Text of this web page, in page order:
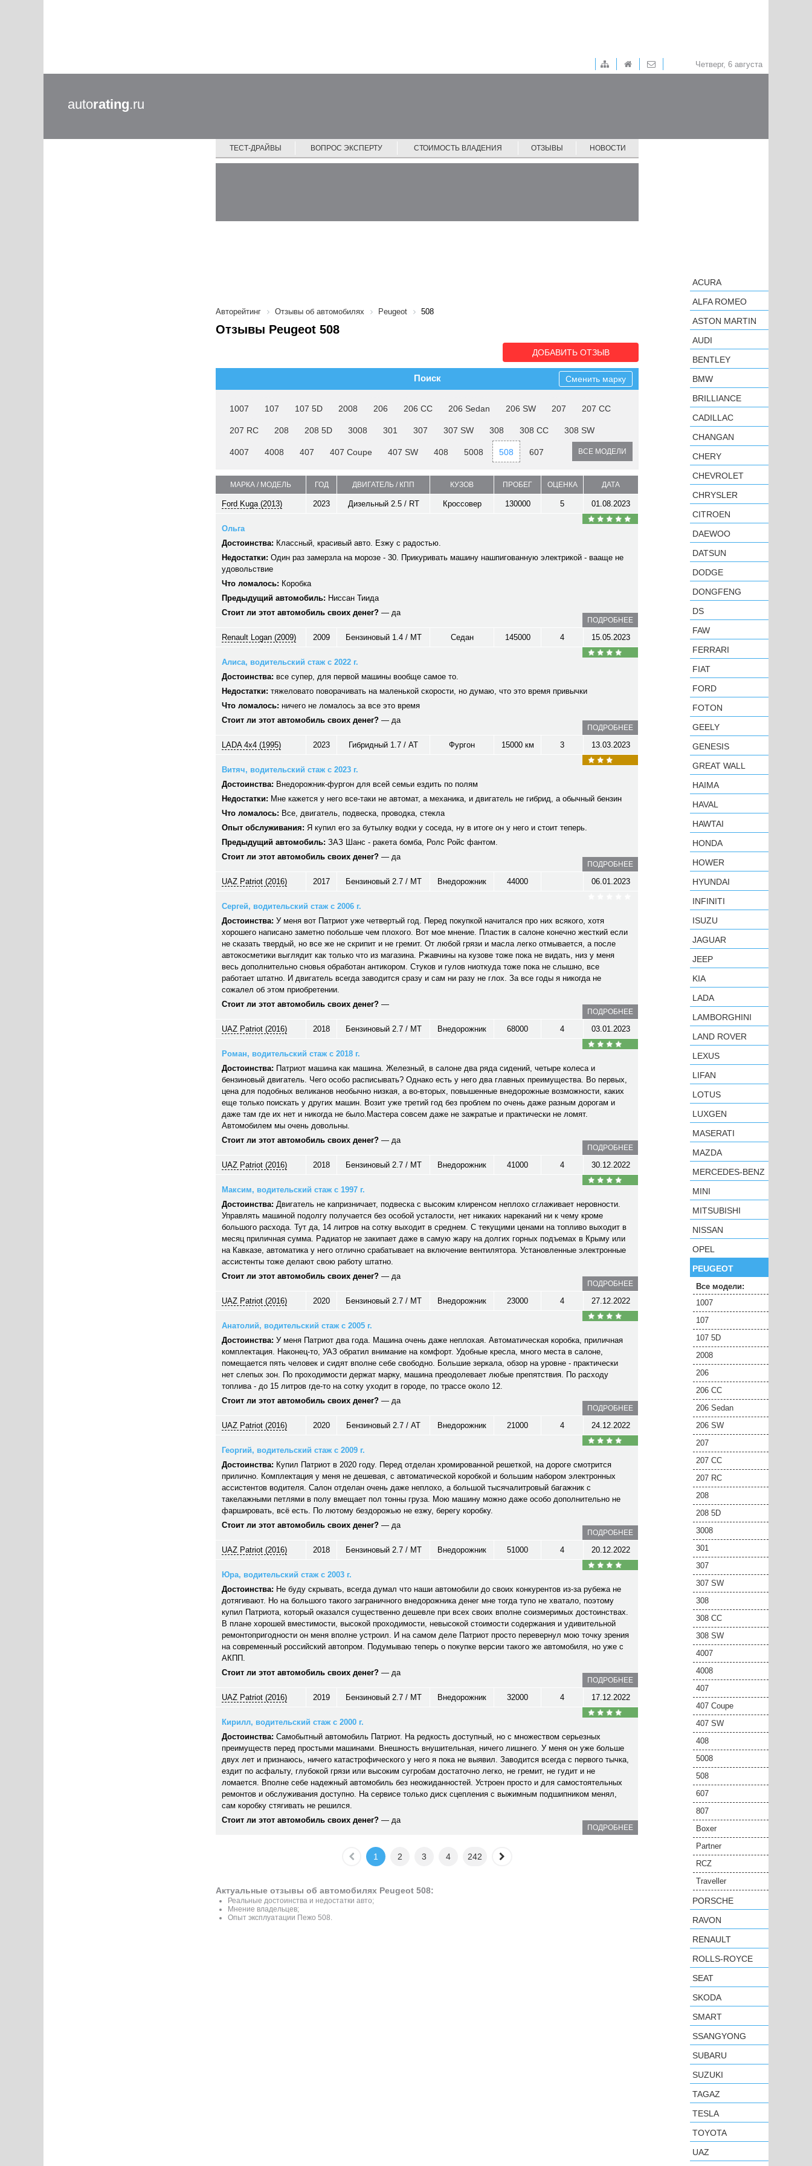
Четверг, 6 августа
autorating.ru
ТЕСТ-ДРАЙВЫ ВОПРОС ЭКСПЕРТУ СТОИМОСТЬ ВЛАДЕНИЯ ОТЗЫВЫ НОВОСТИ
Авторейтинг Отзывы об автомобилях Peugeot 508
Отзывы Peugeot 508
ДОБАВИТЬ ОТЗЫВ
Поиск Сменить марку
1007 107 107 5D 2008 206 206 CC 206 Sedan 206 SW 207 207 CC
207 RC 208 208 5D 3008 301 307 307 SW 308 308 CC 308 SW
4007 4008 407 407 Coupe 407 SW 408 5008 508 607 ВСЕ МОДЕЛИ
МАРКА / МОДЕЛЬ ГОД ДВИГАТЕЛЬ / КПП КУЗОВ ПРОБЕГ ОЦЕНКА ДАТА
Ford Kuga (2013) 2023 Дизельный 2.5 / RT Кроссовер 130000 5 01.08.2023
Ольга
Достоинства: Классный, красивый авто. Езжу с радостью.
Недостатки: Один раз замерзла на морозе - 30. Прикуривать машину нашпигованную электрикой - вааще не
удовольствие
Что ломалось: Коробка
Предыдущий автомобиль: Ниссан Тиида
Стоит ли этот автомобиль своих денег? — да
ПОДРОБНЕЕ
Renault Logan (2009) 2009 Бензиновый 1.4 / MT Седан 145000 4 15.05.2023
Алиса, водительский стаж с 2022 г.
Достоинства: все супер, для первой машины вообще самое то.
Недостатки: тяжеловато поворачивать на маленькой скорости, но думаю, что это время привычки
Что ломалось: ничего не ломалось за все это время
Стоит ли этот автомобиль своих денег? — да
ПОДРОБНЕЕ
LADA 4x4 (1995) 2023 Гибридный 1.7 / AT Фургон 15000 км 3 13.03.2023
Витяч, водительский стаж с 2023 г.
Достоинства: Внедорожник-фургон для всей семьи ездить по полям
Недостатки: Мне кажется у него все-таки не автомат, а механика, и двигатель не гибрид, а обычный бензин
Что ломалось: Все, двигатель, подвеска, проводка, стекла
Опыт обслуживания: Я купил его за бутылку водки у соседа, ну в итоге он у него и стоит теперь.
Предыдущий автомобиль: ЗАЗ Шанс - ракета бомба, Ролс Ройс фантом.
Стоит ли этот автомобиль своих денег? — да
ПОДРОБНЕЕ
UAZ Patriot (2016) 2017 Бензиновый 2.7 / MT Внедорожник 44000 06.01.2023
Сергей, водительский стаж с 2006 г.
Достоинства: У меня вот Патриот уже четвертый год. Перед покупкой начитался про них всякого, хотя
хорошего написано заметно побольше чем плохого. Вот мое мнение. Пластик в салоне конечно жесткий если
не сказать твердый, но все же не скрипит и не гремит. От любой грязи и масла легко отмывается, а после
автокосметики выглядит как только что из магазина. Ржавчины на кузове тоже пока не видать, низ у меня
весь дополнительно сновья обработан антикором. Стуков и гулов ниоткуда тоже пока не слышно, все
работает штатно. И двигатель всегда заводится сразу и сам ни разу не глох. За все годы я никогда не
сожалел об этом приобретении.
Стоит ли этот автомобиль своих денег? —
ПОДРОБНЕЕ
UAZ Patriot (2016) 2018 Бензиновый 2.7 / MT Внедорожник 68000 4 03.01.2023
Роман, водительский стаж с 2018 г.
Достоинства: Патриот машина как машина. Железный, в салоне два ряда сидений, четыре колеса и
бензиновый двигатель. Чего особо расписывать? Однако есть у него два главных преимущества. Во первых,
цена для подобных великанов необычно низкая, а во-вторых, повышенные внедорожные возможности, каких
еще только поискать у других машин. Возит уже третий год без проблем по очень даже разным дорогам и
даже там где их нет и никогда не было.Мастера совсем даже не зажратые и практически не ломят.
Автомобилем мы очень довольны.
Стоит ли этот автомобиль своих денег? — да
ПОДРОБНЕЕ
UAZ Patriot (2016) 2018 Бензиновый 2.7 / MT Внедорожник 41000 4 30.12.2022
Максим, водительский стаж с 1997 г.
Достоинства: Двигатель не капризничает, подвеска с высоким клиренсом неплохо сглаживает неровности.
Управлять машиной подолгу получается без особой усталости, нет никаких нареканий ни к чему кроме
большого расхода. Тут да, 14 литров на сотку выходит в среднем. С текущими ценами на топливо выходит в
месяц приличная сумма. Радиатор не закипает даже в самую жару на долгих горных подъемах в Крыму или
на Кавказе, автоматика у него отлично срабатывает на включение вентилятора. Установленные электронные
ассистенты тоже делают свою работу штатно.
Стоит ли этот автомобиль своих денег? — да
ПОДРОБНЕЕ
UAZ Patriot (2016) 2020 Бензиновый 2.7 / MT Внедорожник 23000 4 27.12.2022
Анатолий, водительский стаж с 2005 г.
Достоинства: У меня Патриот два года. Машина очень даже неплохая. Автоматическая коробка, приличная
комплектация. Наконец-то, УАЗ обратил внимание на комфорт. Удобные кресла, много места в салоне,
помещается пять человек и сидят вполне себе свободно. Большие зеркала, обзор на уровне - практически
нет слепых зон. По проходимости держат марку, машина преодолевает любые препятствия. По расходу
топлива - до 15 литров где-то на сотку уходит в городе, по трассе около 12.
Стоит ли этот автомобиль своих денег? — да
ПОДРОБНЕЕ
UAZ Patriot (2016) 2020 Бензиновый 2.7 / AT Внедорожник 21000 4 24.12.2022
Георгий, водительский стаж с 2009 г.
Достоинства: Купил Патриот в 2020 году. Перед отделан хромированной решеткой, на дороге смотрится
прилично. Комплектация у меня не дешевая, с автоматической коробкой и большим набором электронных
ассистентов водителя. Салон отделан очень даже неплохо, а большой тысячалитровый багажник с
такелажными петлями в полу вмещает пол тонны груза. Мою машину можно даже особо дополнительно не
фаршировать, всё есть. По лютому бездорожью не езжу, берегу коробку.
Стоит ли этот автомобиль своих денег? — да
ПОДРОБНЕЕ
UAZ Patriot (2016) 2018 Бензиновый 2.7 / MT Внедорожник 51000 4 20.12.2022
Юра, водительский стаж с 2003 г.
Достоинства: Не буду скрывать, всегда думал что наши автомобили до своих конкурентов из-за рубежа не
дотягивают. Но на большого такого заграничного внедорожника денег мне тогда тупо не хватало, поэтому
купил Патриота, который оказался существенно дешевле при всех своих вполне соизмеримых достоинствах.
В плане хорошей вместимости, высокой проходимости, невысокой стоимости содержания и удивительной
ремонтопригодности он меня вполне устроил. И на самом деле Патриот просто перевернул мою точку зрения
на современный российский автопром. Подумываю теперь о покупке версии такого же автомобиля, но уже с
АКПП.
Стоит ли этот автомобиль своих денег? — да
ПОДРОБНЕЕ
UAZ Patriot (2016) 2019 Бензиновый 2.7 / MT Внедорожник 32000 4 17.12.2022
Кирилл, водительский стаж с 2000 г.
Достоинства: Самобытный автомобиль Патриот. На редкость доступный, но с множеством серьезных
преимуществ перед простыми машинами. Внешность внушительная, ничего лишнего. У меня он уже больше
двух лет и признаюсь, ничего катастрофического у него я пока не выявил. Заводится всегда с первого тычка,
ездит по асфальту, глубокой грязи или высоким сугробам достаточно легко, не гремит, не гудит и не
ломается. Вполне себе надежный автомобиль без неожиданностей. Устроен просто и для самостоятельных
ремонтов и обслуживания доступно. На сервисе только диск сцепления с выжимным подшипником менял,
сам коробку стягивать не решился.
Стоит ли этот автомобиль своих денег? — да
ПОДРОБНЕЕ
1 2 3 4 242
Актуальные отзывы об автомобилях Peugeot 508:
Реальные достоинства и недостатки авто;
Мнение владельцев;
Опыт эксплуатации Пежо 508.
ACURA
ALFA ROMEO
ASTON MARTIN
AUDI
BENTLEY
BMW
BRILLIANCE
CADILLAC
CHANGAN
CHERY
CHEVROLET
CHRYSLER
CITROEN
DAEWOO
DATSUN
DODGE
DONGFENG
DS
FAW
FERRARI
FIAT
FORD
FOTON
GEELY
GENESIS
GREAT WALL
HAIMA
HAVAL
HAWTAI
HONDA
HOWER
HYUNDAI
INFINITI
ISUZU
JAGUAR
JEEP
KIA
LADA
LAMBORGHINI
LAND ROVER
LEXUS
LIFAN
LOTUS
LUXGEN
MASERATI
MAZDA
MERCEDES-BENZ
MINI
MITSUBISHI
NISSAN
OPEL
PEUGEOT
Все модели:
1007
107
107 5D
2008
206
206 CC
206 Sedan
206 SW
207
207 CC
207 RC
208
208 5D
3008
301
307
307 SW
308
308 CC
308 SW
4007
4008
407
407 Coupe
407 SW
408
5008
508
607
807
Boxer
Partner
RCZ
Traveller
PORSCHE
RAVON
RENAULT
ROLLS-ROYCE
SEAT
SKODA
SMART
SSANGYONG
SUBARU
SUZUKI
TAGAZ
TESLA
TOYOTA
UAZ